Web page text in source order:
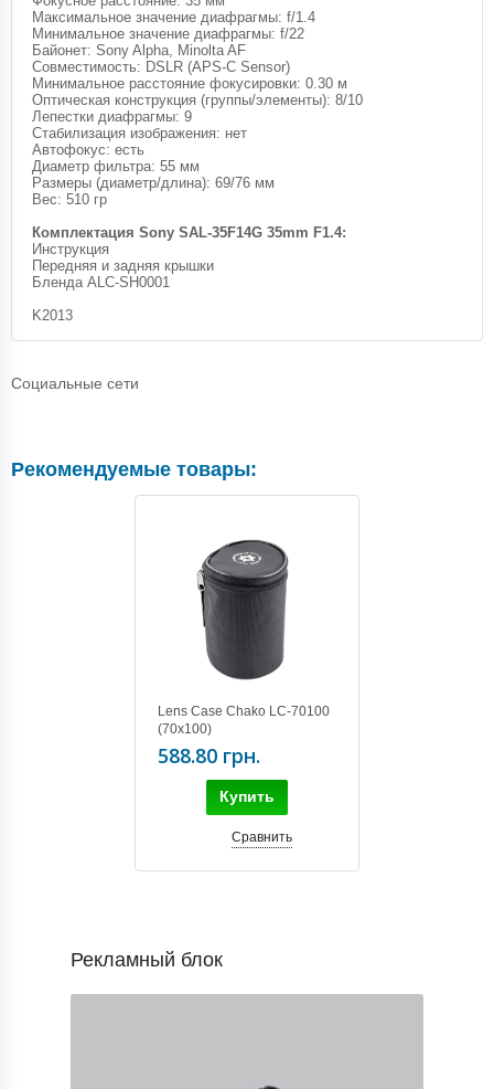
Максимальное значение диафрагмы: f/1.4
Минимальное значение диафрагмы: f/22
Байонет: Sony Alpha, Minolta AF
Совместимость: DSLR (APS-C Sensor)
Минимальное расстояние фокусировки: 0.30 м
Оптическая конструкция (группы/элементы): 8/10
Лепестки диафрагмы: 9
Стабилизация изображения: нет
Автофокус: есть
Диаметр фильтра: 55 мм
Размеры (диаметр/длина): 69/76 мм
Вес: 510 гр
Комплектация Sony SAL-35F14G 35mm F1.4:
Инструкция
Передняя и задняя крышки
Бленда ALC-SH0001
K2013
Социальные сети
Рекомендуемые товары:
Lens Case Chako LC-70100
(70х100)
588.80 грн.
Купить
Сравнить
Рекламный блок